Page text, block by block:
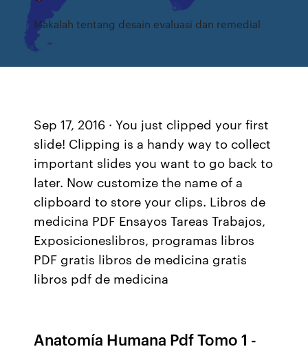
Makalah tentang desain evaluasi dan remedial
Sep 17, 2016 · You just clipped your first
slide! Clipping is a handy way to collect
important slides you want to go back to
later. Now customize the name of a
clipboard to store your clips. Libros de
medicina PDF Ensayos Tareas Trabajos,
Exposicioneslibros, programas libros
PDF gratis libros de medicina gratis
libros pdf de medicina
Anatomía Humana Pdf Tomo 1 -